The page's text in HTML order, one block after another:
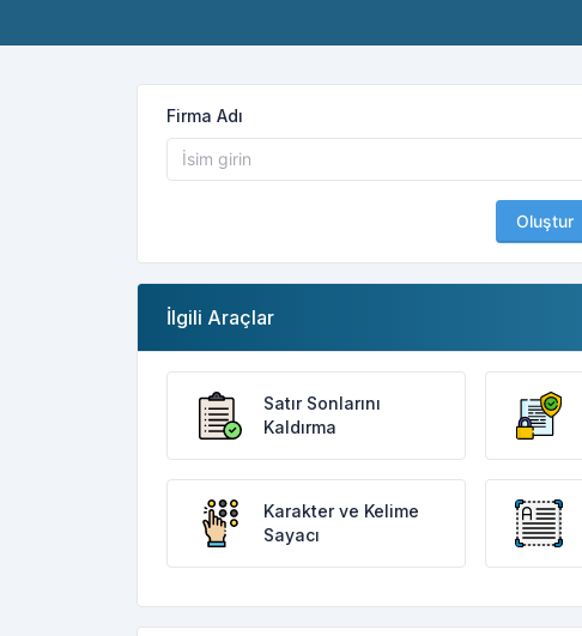
Firma Adı
Oluştur
İlgili Araçlar
Satır Sonlarını
Kaldırma
Karakter ve Kelime
Sayacı